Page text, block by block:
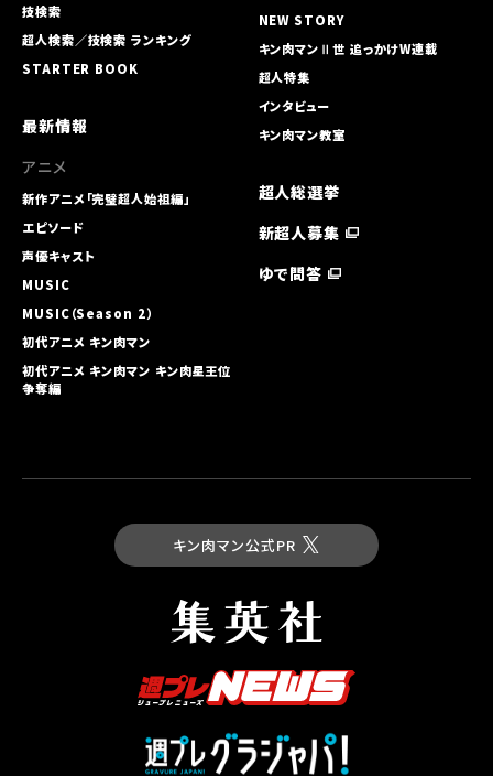
キン肉マン 第93巻
技検索
超人検索／技検索 ランキング
STARTER BOOK
最新情報
アニメ
新作アニメ「完璧超人始祖編」
エピソード
声優キャスト
MUSIC
MUSIC（Season 2）
初代アニメ キン⾁マン
初代アニメ キン⾁マン キン⾁星王位
争奪編
NEW STORY
キン肉マンⅡ世 追っかけW連載
超人特集
インタビュー
キン肉マン教室
超人総選挙
新超人募集
ゆで問答
キン肉マン公式PR